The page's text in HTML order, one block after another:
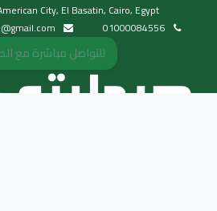
City, El Basatin, Cairo, Egypt
01000084556
للتواصل مباشرة مع